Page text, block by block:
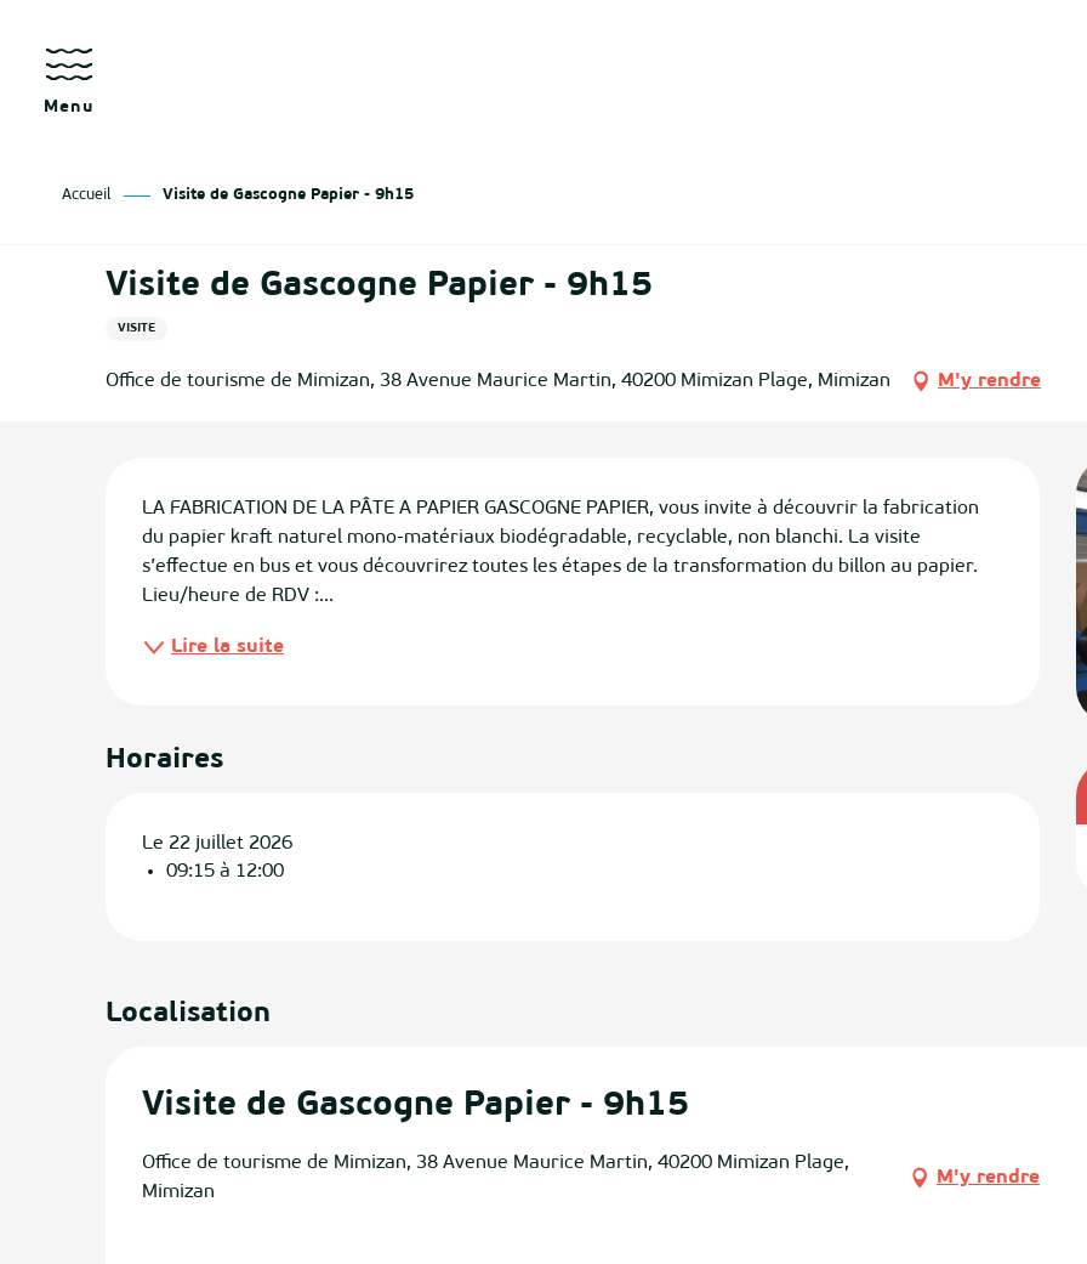
contenu
principal
Menu
Accueil Visite de Gascogne Papier - 9h15
Visite de Gascogne Papier - 9h15
VISITE
Office de tourisme de Mimizan, 38 Avenue Maurice Martin, 40200 Mimizan Plage, Mimizan M'y rendre
LA FABRICATION DE LA PÂTE A PAPIER GASCOGNE PAPIER, vous invite à découvrir la fabrication
du papier kraft naturel mono-matériaux biodégradable, recyclable, non blanchi. La visite
s’effectue en bus et vous découvrirez toutes les étapes de la transformation du billon au papier.
Lieu/heure de RDV :...
Lire la suite
Horaires
Le 22 juillet 2026
09:15 à 12:00
Localisation
Visite de Gascogne Papier - 9h15
Office de tourisme de Mimizan, 38 Avenue Maurice Martin, 40200 Mimizan Plage,
Mimizan
M'y rendre